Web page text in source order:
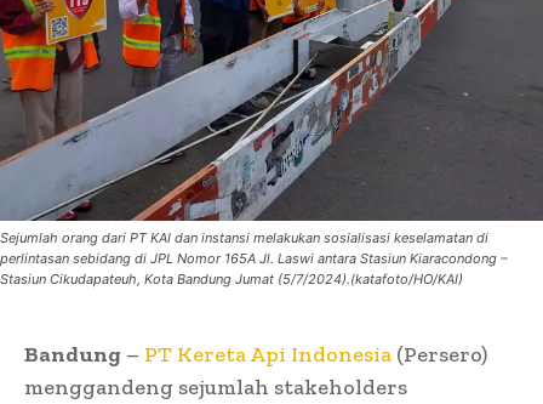
Sejumlah orang dari PT KAI dan instansi melakukan sosialisasi keselamatan di
perlintasan sebidang di JPL Nomor 165A Jl. Laswi antara Stasiun Kiaracondong –
Stasiun Cikudapateuh, Kota Bandung Jumat (5/7/2024).(katafoto/HO/KAI)
Bandung – PT Kereta Api Indonesia (Persero)
menggandeng sejumlah stakeholders